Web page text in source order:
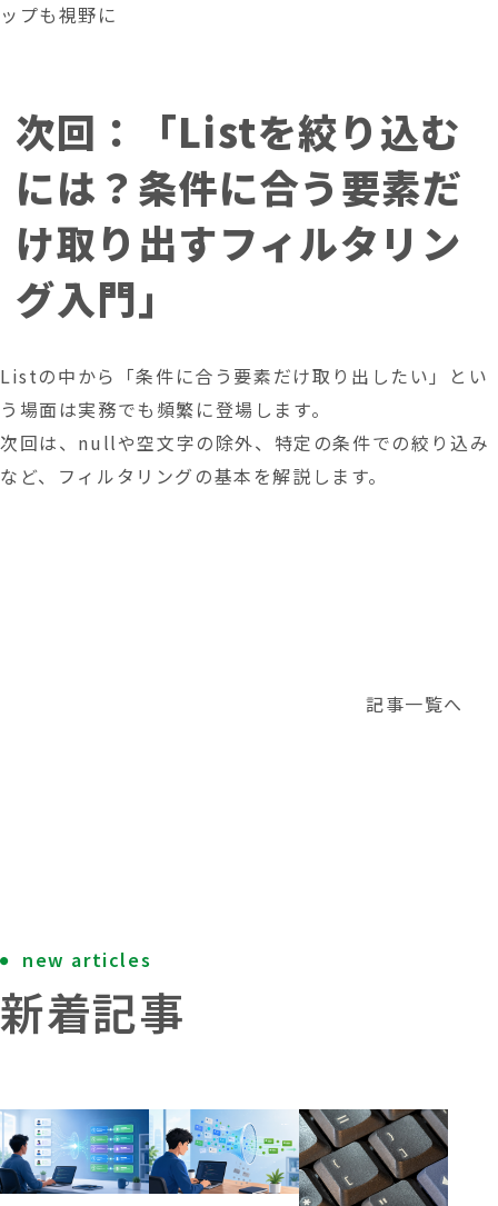
ップも視野に
次回：「Listを絞り込む
には？条件に合う要素だ
け取り出すフィルタリン
グ入門」
Listの中から「条件に合う要素だけ取り出したい」とい
う場面は実務でも頻繁に登場します。
次回は、nullや空文字の除外、特定の条件での絞り込み
など、フィルタリングの基本を解説します。
記事一覧へ
new articles
新着記事